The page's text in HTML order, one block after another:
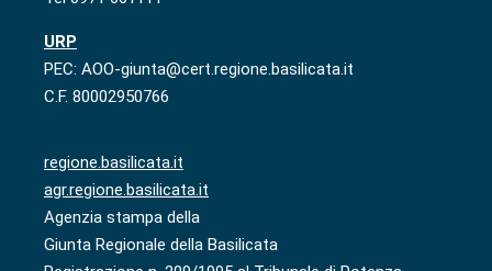
URP
PEC: AOO-giunta@cert.regione.basilicata.it
C.F. 80002950766
regione.basilicata.it
agr.regione.basilicata.it
Agenzia stampa della
Giunta Regionale della Basilicata